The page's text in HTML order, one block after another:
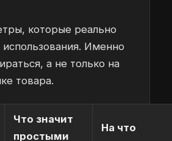
которые реально
Именно
а не только на
товара.
Что значит
простыми
На что